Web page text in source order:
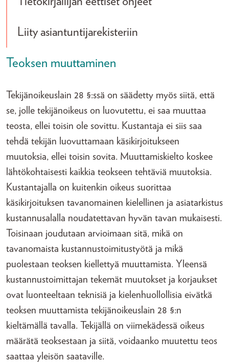
Liity asiantuntijarekisteriin
Teoksen muuttaminen
Tekijänoikeuslain 28 §:ssä on säädetty myös siitä, että
se, jolle tekijänoikeus on luovutettu, ei saa muuttaa
teosta, ellei toisin ole sovittu. Kustantaja ei siis saa
tehdä tekijän luovuttamaan käsikirjoitukseen
muutoksia, ellei toisin sovita. Muuttamiskielto koskee
lähtökohtaisesti kaikkia teokseen tehtäviä muutoksia.
Kustantajalla on kuitenkin oikeus suorittaa
käsikirjoituksen tavanomainen kielellinen ja asiatarkistus
kustannusalalla noudatettavan hyvän tavan mukaisesti.
Toisinaan joudutaan arvioimaan sitä, mikä on
tavanomaista kustannustoimitustyötä ja mikä
puolestaan teoksen kiellettyä muuttamista. Yleensä
kustannustoimittajan tekemät muutokset ja korjaukset
ovat luonteeltaan teknisiä ja kielenhuollollisia eivätkä
teoksen muuttamista tekijänoikeuslain 28 §:n
kieltämällä tavalla. Tekijällä on viimekädessä oikeus
määrätä teoksestaan ja siitä, voidaanko muutettu teos
saattaa yleisön saataville.